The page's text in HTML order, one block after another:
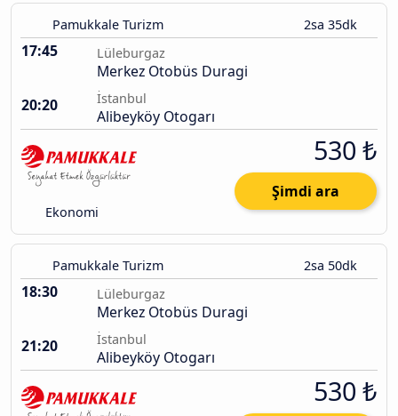
Pamukkale Turizm 2sa 35dk
17:45 Lüleburgaz
Merkez Otobüs Duragi
20:20
İstanbul
Alibeyköy Otogarı
Ekonomi
530 ₺
Şimdi ara
Pamukkale Turizm 2sa 50dk
18:30 Lüleburgaz
Merkez Otobüs Duragi
21:20
İstanbul
Alibeyköy Otogarı
530 ₺